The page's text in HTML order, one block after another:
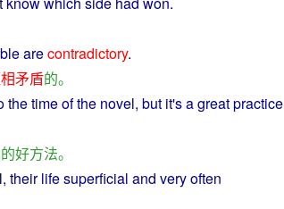
arecontradictory.
矛盾的。
the time of the novel, but it's agreatpractice
的好方法。
, theirlifesuperficial and veryoften